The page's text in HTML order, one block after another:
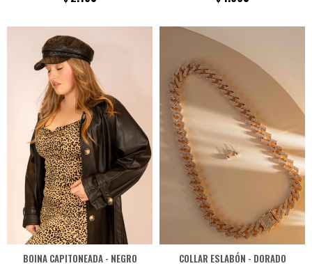
BOINA CAPITONEADA - NEGRO COLLAR ESLABÓN - DORADO